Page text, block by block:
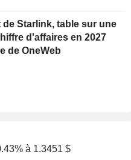
Starlink, table sur une
d'affaires en 2027
de OneWeb
à 1.3451 $